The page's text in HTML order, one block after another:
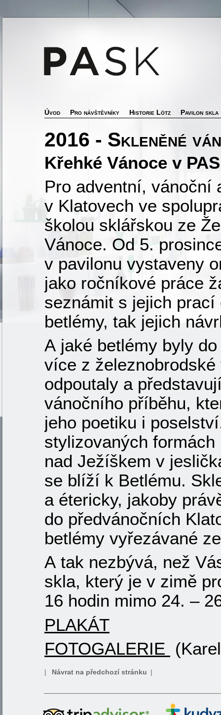
Úvod Pro návštěvníky Historie Lötz Pavilon skla
2016 - Skleněné
Křehké Vánoce v
Pro adventní, vánoční
v Klatovech ve
školou sklářskou ze
Vánoce. Od 5.
v pavilonu vystaveny
jako ročníkové práce
seznámit s jejich
betlémy, tak jejich
A jaké betlémy byly
více z
odpoutaly a
vánočního příběhu,
jeho poetiku i
stylizovaných
nad Ježíškem v
se blíží k Betlému.
a étericky, jakoby
do předvánočních
betlémy vyřezávané
A tak nezbývá, než
skla, který je v zimě
16 hodin mimo 24. –
PLAKÁT
FOTOGALERIE
| Návrat na předchozí stránku |